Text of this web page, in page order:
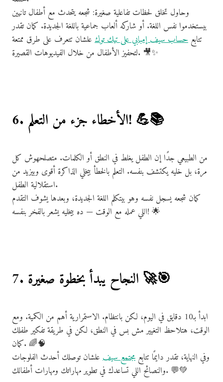
وحاول تخلق لحظات تفاعلية صغيرة: شجعه يتحدث مع أطفال تانيين
بيستخدموا نفس اللغة. أو شاركه ألعاب جماعية باللغة الجديدة. كمان تقدر
تتابع حساب سيف إمبابي على تيك توك علشان تتعرف على طرق ممتعة
لتحفيز الأطفال من خلال الفيديوهات القصيرة. 🎥✨
6. الأخطاء جزء من التعلم! 💪📚
من الطبيعي جدًا إن الطفل يغلط في النطق أو الكلمات. متصلحهوش كل
مرة، بل خليه يكتشف بنفسه. التعلم بالخطأ بيخلي الذاكرة أقوى وبيزيد من
استقلالية الطفل.
كمان شجعه يسجل نفسه وهو بيتكلم اللغة الجديدة، وبعدها يشوف التقدم
اللي عمله مع الوقت — ده بيخليه يشعر بالفخر بنفسه! 🌟
7. النجاح يبدأ بخطوة صغيرة 🚀🎯
ابدأ بـ10 دقايق في اليوم، لكن بانتظام. الاستمرارية أهم من الكمية. ومع
الوقت، هتلاحظ التغيير مش بس في النطق، لكن في طريقة تفكير طفلك
كمان. 🌈🧠
وفي النهاية، تقدر دايمًا تتابع مجتمع سيف علشان توصلك أحدث الفلوجات
والنصائح اللي تساعدك في تطوير مهاراتك ومهارات أطفالك. 💬💚